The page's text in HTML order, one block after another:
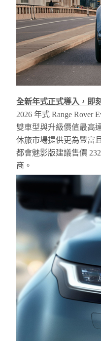
全新年式正式導入，即
2026 年式 Range Rover
雙車型與升級價值最高
休旅市場提供更為豐富
都會魅影版建議售價
商。